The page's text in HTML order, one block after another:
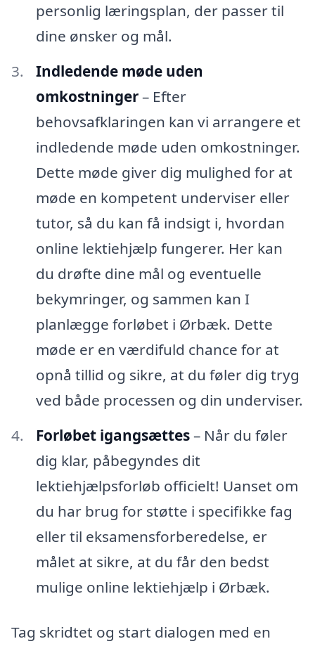
personlig læringsplan, der passer til
dine ønsker og mål.
Indledende møde uden
omkostninger– Efter
behovsafklaringen kan vi arrangere et
indledende møde uden omkostninger.
Dette møde giver dig mulighed for at
møde en kompetent underviser eller
tutor, så du kan få indsigt i, hvordan
online lektiehjælp fungerer. Her kan
du drøfte dine mål og eventuelle
bekymringer, og sammen kan I
planlægge forløbet i Ørbæk. Dette
møde er en værdifuld chance for at
opnå tillid og sikre, at du føler dig tryg
ved både processen og din underviser.
Forløbet igangsættes– Når du føler
dig klar, påbegyndes dit
lektiehjælpsforløb officielt! Uanset om
du har brug for støtte i specifikke fag
eller til eksamensforberedelse, er
målet at sikre, at du får den bedst
mulige online lektiehjælp i Ørbæk.
Tag skridtet og start dialogen med en